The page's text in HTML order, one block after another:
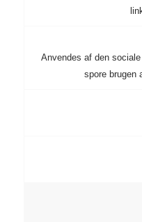
Anvendes af den
spore brugen